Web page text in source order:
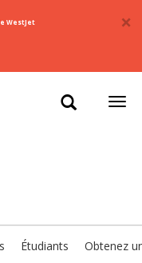
×
WestJet
Étudiants Obtenez